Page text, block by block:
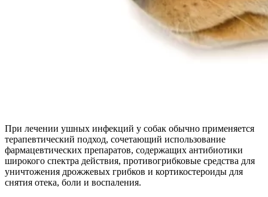
При лечении ушных инфекций у собак обычно применяется
терапевтический подход, сочетающий использование
фармацевтических препаратов, содержащих антибиотики
широкого спектра действия, противогрибковые средства для
уничтожения дрожжевых грибков и кортикостероиды для
снятия отека, боли и воспаления.